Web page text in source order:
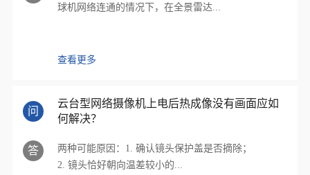
球机网络连通的情况下，在全景雷达...
查看更多
问
云台型网络摄像机上电后热成像没有画面应如
何解决？
答
两种可能原因：1. 确认镜头保护盖是否摘除；
2. 镜头恰好朝向温差较小的...